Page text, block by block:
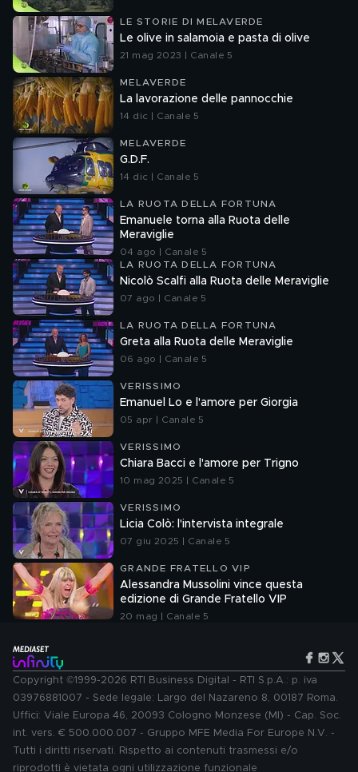
LE STORIE DI MELAVERDE
Le olive in salamoia e pasta di olive
21 mag 2023 | Canale 5
MELAVERDE
La lavorazione delle pannocchie
14 dic | Canale 5
MELAVERDE
G.D.F.
14 dic | Canale 5
LA RUOTA DELLA FORTUNA
Emanuele torna alla Ruota delle
Meraviglie
04 ago | Canale 5
LA RUOTA DELLA FORTUNA
Nicolò Scalfi alla Ruota delle Meraviglie
07 ago | Canale 5
LA RUOTA DELLA FORTUNA
Greta alla Ruota delle Meraviglie
06 ago | Canale 5
VERISSIMO
Emanuel Lo e l'amore per Giorgia
05 apr | Canale 5
VERISSIMO
Chiara Bacci e l'amore per Trigno
10 mag 2025 | Canale 5
VERISSIMO
Licia Colò: l'intervista integrale
07 giu 2025 | Canale 5
GRANDE FRATELLO VIP
Alessandra Mussolini vince questa
edizione di Grande Fratello VIP
20 mag | Canale 5
Copyright ©1999-2026 RTI Business Digital - RTI S.p.A.: p. iva
03976881007 - Sede legale: Largo del Nazareno 8, 00187 Roma.
Uffici: Viale Europa 46, 20093 Cologno Monzese (MI) - Cap. Soc.
int. vers. € 500.000.007 - Gruppo MFE Media For Europe N.V. -
Tutti i diritti riservati. Rispetto ai contenuti trasmessi e/o
riprodotti è vietata ogni utilizzazione funzionale